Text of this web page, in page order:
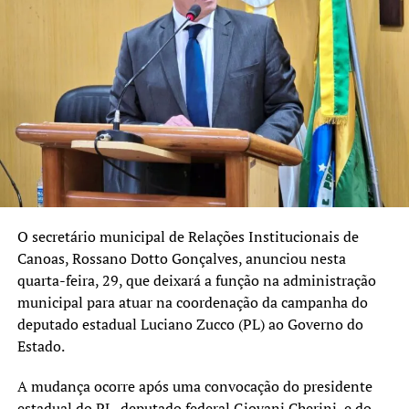
os pedidos de registro das candidaturas.
As eleições gerais de 2026 serão realizadas em todo o
país no dia 4 de outubro, no primeiro turno. Caso haja
necessidade de nova votação para os cargos do Executivo,
o segundo turno está marcado para 25 de outubro.
Até a confirmação definitiva dos registros, novas
alterações ainda podem ocorrer, já que os partidos podem
ajustar suas listas dentro dos prazos previstos pela
legislação eleitoral.
O secretário municipal de Relações Institucionais de
Canoas, Rossano Dotto Gonçalves, anunciou nesta
quarta-feira, 29, que deixará a função na administração
municipal para atuar na coordenação da campanha do
deputado estadual Luciano Zucco (PL) ao Governo do
Estado.
A mudança ocorre após uma convocação do presidente